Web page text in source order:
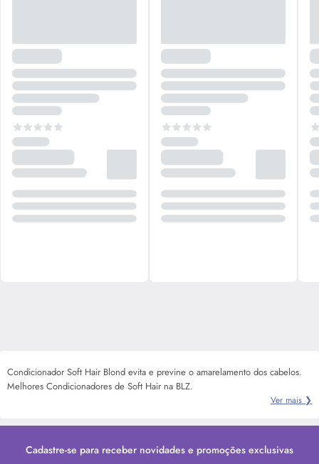
Condicionador Soft Hair Blond evita e previne o amarelamento dos cabelos.
Melhores Condicionadores de Soft Hair na BLZ.
Ver mais ❯
Cadastre-se para receber novidades e promoções exclusivas